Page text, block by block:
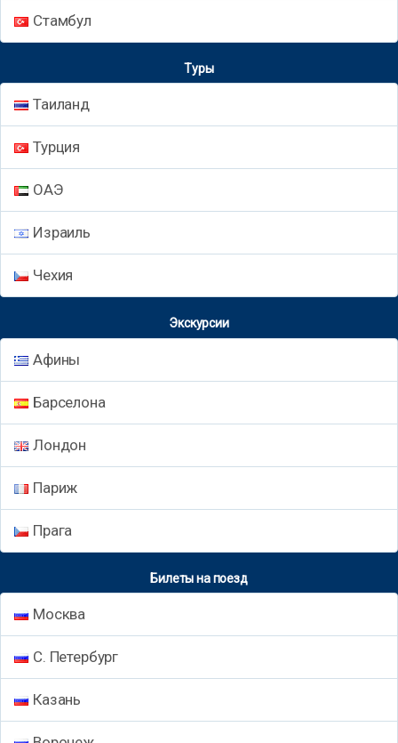
Стамбул
Туры
Таиланд
Турция
ОАЭ
Израиль
Чехия
Экскурсии
Афины
Барселона
Лондон
Париж
Прага
Билеты на поезд
Москва
С. Петербург
Казань